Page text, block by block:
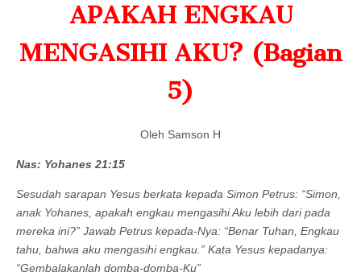
APAKAH ENGKAU
MENGASIHI AKU? (Bagian
5)
Oleh Samson H
Nas: Yohanes 21:15
Sesudah sarapan Yesus berkata kepada Simon Petrus: “Simon,
anak Yohanes, apakah engkau mengasihi Aku lebih dari pada
mereka ini?” Jawab Petrus kepada-Nya: “Benar Tuhan, Engkau
tahu, bahwa aku mengasihi engkau.” Kata Yesus kepadanya:
“Gembalakanlah domba-domba-Ku”